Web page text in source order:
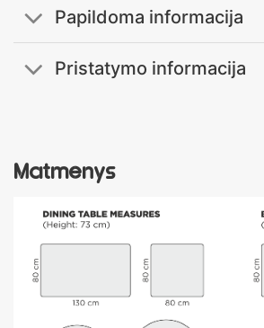
Matmenys
Papildoma informacija
Pristatymo informacija